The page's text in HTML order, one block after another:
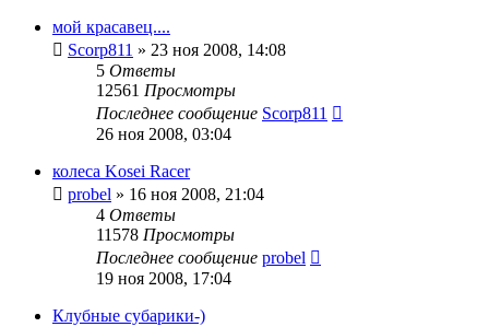
мой красавец....
Scorp811 » 23 ноя 2008, 14:08
5 Ответы
12561 Просмотры
Последнее сообщение Scorp811
26 ноя 2008, 03:04
колеса Kosei Racer
probel » 16 ноя 2008, 21:04
4 Ответы
11578 Просмотры
Последнее сообщение probel
19 ноя 2008, 17:04
Клубные субарики-)